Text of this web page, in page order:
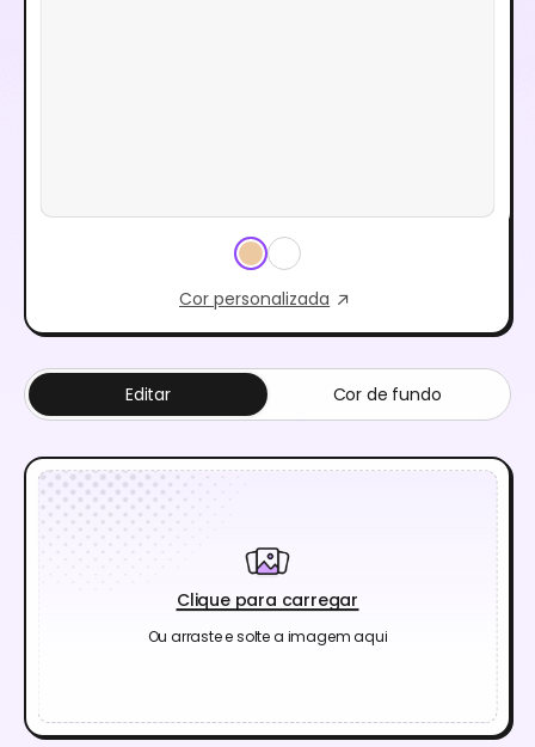
Cor personalizada
Clique para carregar
Ou arraste e solte a imagem aqui
Editar Cor de fundo